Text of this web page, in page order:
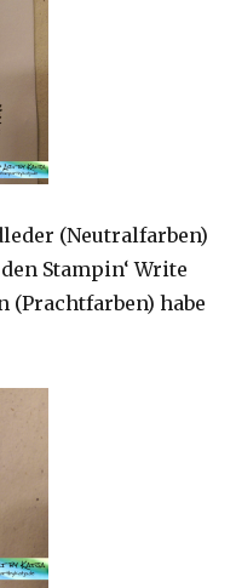
(Neutralfarben)
Stampin‘ Write
(Prachtfarben) habe